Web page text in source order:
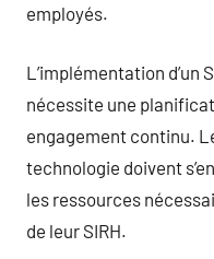
employés.
L’implémentation d’un
nécessite une
engagement continu.
technologie doivent
les ressources
de leur SIRH.